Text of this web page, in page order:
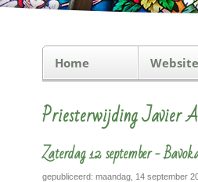
Home
Priesterwijding Javier
Zaterdag 12 september -
gepubliceerd: maandag, 14 september